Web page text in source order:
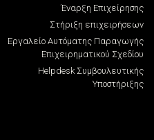
Έναρξη Επιχείρησης
Στήριξη επιχειρήσεων
Εργαλείο Αυτόματης Παραγωγής
Επιχειρηματικού Σχεδίου
Helpdesk Συμβουλευτικής
Υποστήριξης